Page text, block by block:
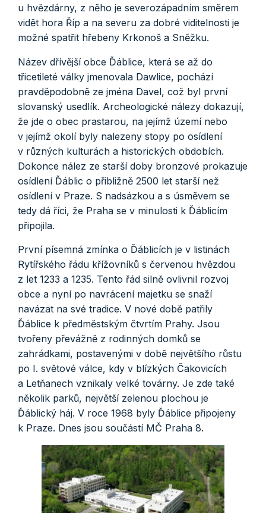
u hvězdárny, z něho je severozápadním směrem
vidět hora Říp a na severu za dobré viditelnosti je
možné spatřit hřebeny Krkonoš a Sněžku.
Název dřívější obce Ďáblice, která se až do
třicetileté války jmenovala Dawlice, pochází
pravděpodobně ze jména Davel, což byl první
slovanský usedlík. Archeologické nálezy dokazují,
že jde o obec prastarou, na jejímž území nebo
v jejímž okolí byly nalezeny stopy po osídlení
v různých kulturách a historických obdobích.
Dokonce nález ze starší doby bronzové prokazuje
osídlení Ďáblic o přibližně 2500 let starší než
osídlení v Praze. S nadsázkou a s úsměvem se
tedy dá říci, že Praha se v minulosti k Ďáblicím
připojila.
První písemná zmínka o Ďáblicích je v listinách
Rytířského řádu křížovníků s červenou hvězdou
z let 1233 a 1235. Tento řád silně ovlivnil rozvoj
obce a nyní po navrácení majetku se snaží
navázat na své tradice. V nové době patřily
Ďáblice k předměstským čtvrtím Prahy. Jsou
tvořeny převážně z rodinných domků se
zahrádkami, postavenými v době největšího růstu
po I. světové válce, kdy v blízkých Čakovicích
a Letňanech vznikaly velké továrny. Je zde také
několik parků, největší zelenou plochou je
Ďáblický háj. V roce 1968 byly Ďáblice připojeny
k Praze. Dnes jsou součástí MČ Praha 8.